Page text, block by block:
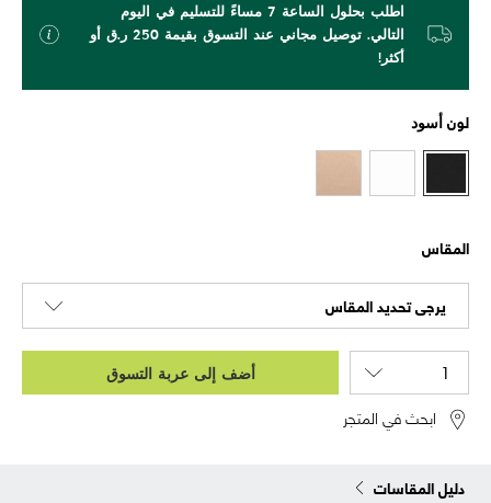
اطلب بحلول الساعة 7 مساءً للتسليم في اليوم
التالي. توصيل مجاني عند التسوق بقيمة 250 ر.ق أو
أكثر!
لون أسود
المقاس
يرجى تحديد المقاس
أضف إلى عربة التسوق
ابحث في المتجر
دليل المقاسات